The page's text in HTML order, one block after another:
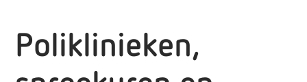
Poliklinieken,